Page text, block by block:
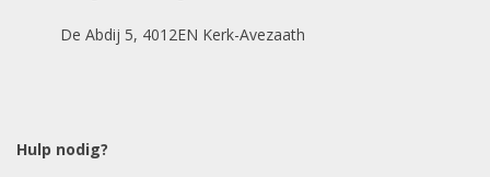
Bouwjaar
De Abdij 5, 4012EN Kerk-Avezaath
Hulp nodig?